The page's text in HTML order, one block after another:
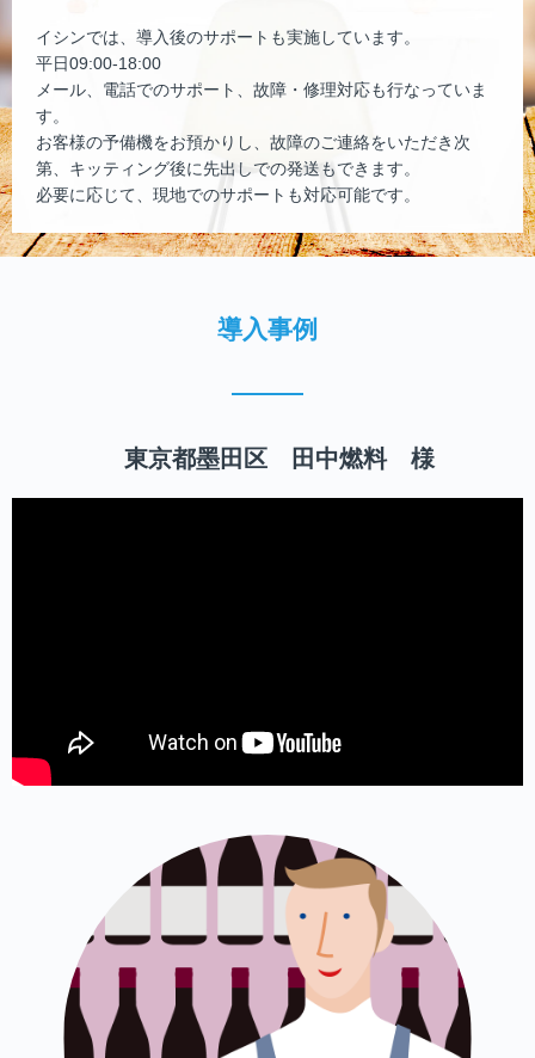
イシンでは、導入後のサポートも実施しています。
平日09:00-18:00
メール、電話でのサポート、故障・修理対応も行なっていま
す。
お客様の予備機をお預かりし、故障のご連絡をいただき次
第、キッティング後に先出しでの発送もできます。
必要に応じて、現地でのサポートも対応可能です。
導入事例
東京都墨田区 田中燃料 様